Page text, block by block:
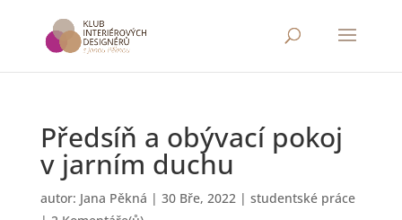
Předsíň a obývací pokoj
v jarním duchu
autor: Jana Pěkná | 30 Bře, 2022| studentské práce